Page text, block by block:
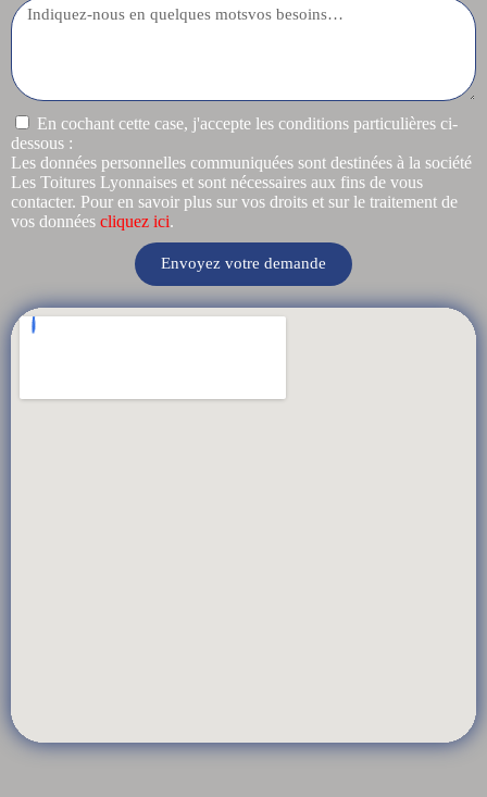
En cochant cette case, j'accepte les conditions particulières ci-
dessous :
Les données personnelles communiquées sont destinées à la société
Les Toitures Lyonnaises et sont nécessaires aux fins de vous
contacter. Pour en savoir plus sur vos droits et sur le traitement de
vos données cliquez ici.
Envoyez votre demande